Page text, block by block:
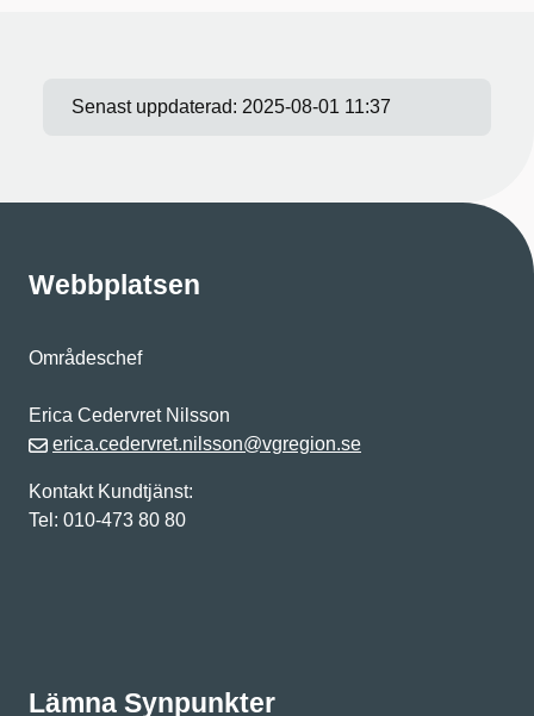
Senast uppdaterad: 2025-08-01 11:37
Webbplatsen
Områdeschef
Erica Cedervret Nilsson
erica.cedervret.nilsson@vgregion.se
Kontakt Kundtjänst:
Tel: 010-473 80 80
Lämna Synpunkter